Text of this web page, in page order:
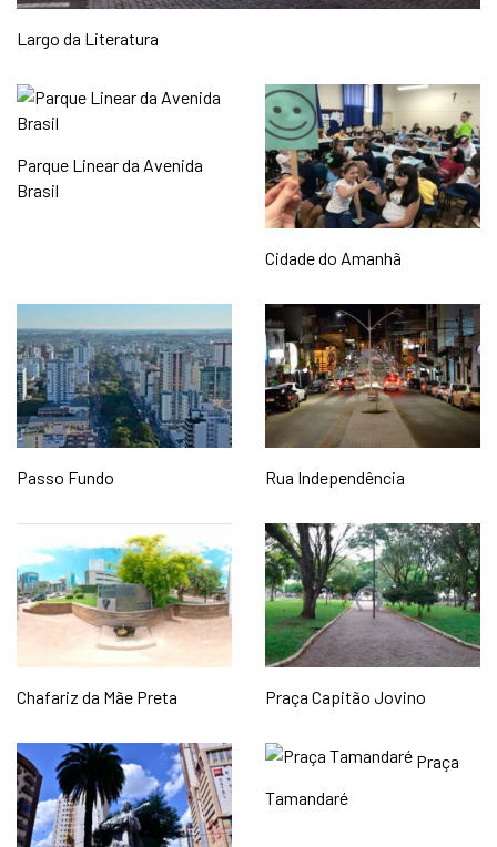
Largo da Literatura
Parque Linear da Avenida
Brasil
Cidade do Amanhã
Passo Fundo Rua Independência
Chafariz da Mãe Preta Praça Capitão Jovino
Praça
Tamandaré